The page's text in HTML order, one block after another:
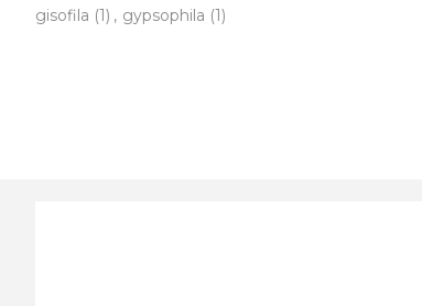
gisofila (1) , gypsophila (1)